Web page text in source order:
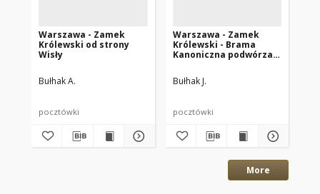
Warszawa - Zamek
Królewski od strony
Wisły
Bułhak A.
pocztówki
Warszawa - Zamek
Królewski - Brama
Kanoniczna podwórza
Bułhak J.
pocztówki
More